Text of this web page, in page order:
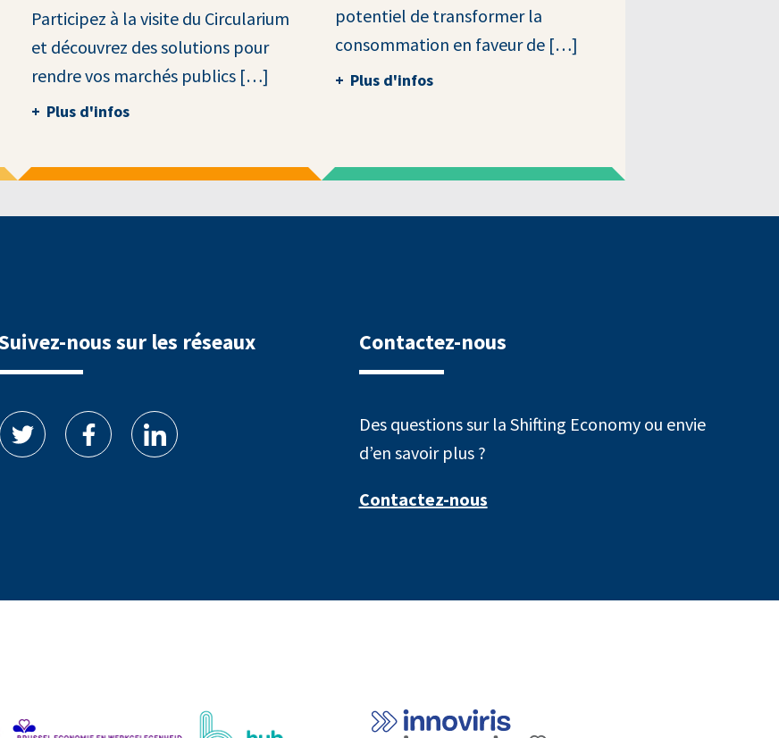
Participez à la visite du Circularium
et découvrez des solutions pour
rendre vos marchés publics […]
Plus d'infos
potentiel de transformer la
consommation en faveur de […]
Plus d'infos
nous sur les réseaux Contactez-nous
Des questions sur la Shifting Economy ou envie
d’en savoir plus ?
Contactez-nous